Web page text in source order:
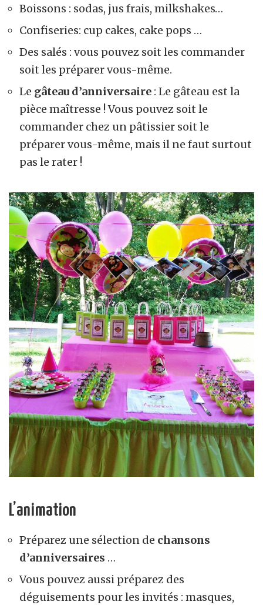
Boissons : sodas, jus frais, milkshakes…
Confiseries: cup cakes, cake pops …
Des salés : vous pouvez soit les commander
soit les préparer vous-même.
Le gâteau d’anniversaire : Le gâteau est la
pièce maîtresse ! Vous pouvez soit le
commander chez un pâtissier soit le
préparer vous-même, mais il ne faut surtout
pas le rater !
L’animation
Préparez une sélection de chansons
d’anniversaires …
Vous pouvez aussi préparez des
déguisements pour les invités : masques,